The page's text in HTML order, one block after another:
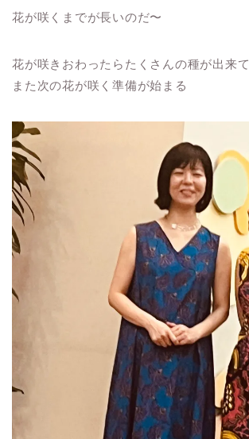
花が咲くまでが長いのだ〜
花が咲きおわったらたくさんの種が出来て
また次の花が咲く準備が始まる